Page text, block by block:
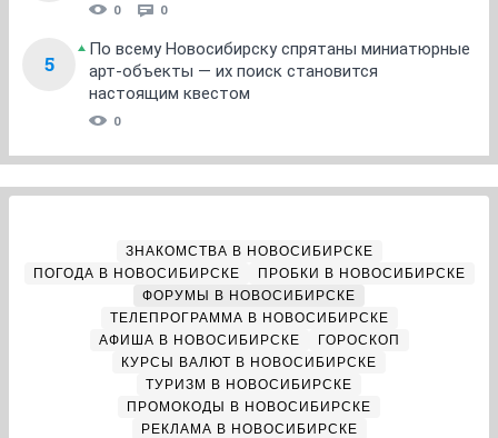
0 0
5
По всему Новосибирску спрятаны миниатюрные
арт-объекты — их поиск становится
настоящим квестом
0
ЗНАКОМСТВА В НОВОСИБИРСКЕ
ПОГОДА В НОВОСИБИРСКЕ
ПРОБКИ В НОВОСИБИРСКЕ
ФОРУМЫ В НОВОСИБИРСКЕ
ТЕЛЕПРОГРАММА В НОВОСИБИРСКЕ
АФИША В НОВОСИБИРСКЕ
ГОРОСКОП
КУРСЫ ВАЛЮТ В НОВОСИБИРСКЕ
ТУРИЗМ В НОВОСИБИРСКЕ
ПРОМОКОДЫ В НОВОСИБИРСКЕ
РЕКЛАМА В НОВОСИБИРСКЕ